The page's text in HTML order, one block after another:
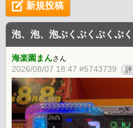
新規投稿
泡、泡、泡ぷくぷくぷくぷく
海楽園まんさん
2026/08/07 18:47 #5743739 評